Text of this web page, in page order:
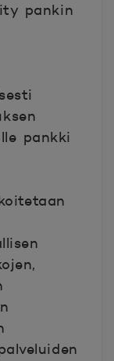
pankin
pankki